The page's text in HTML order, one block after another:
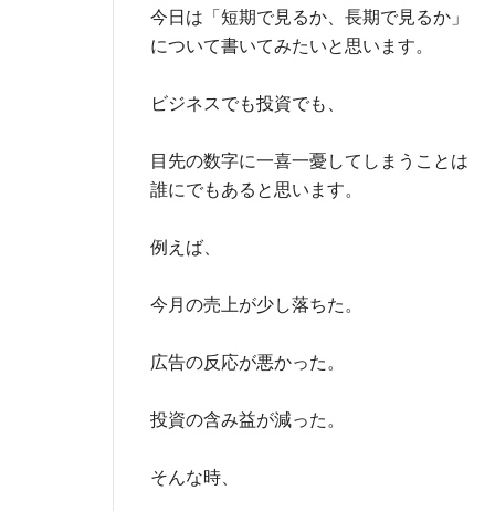
今日は「短期で見るか、長期で見るか」
について書いてみたいと思います。
ビジネスでも投資でも、
目先の数字に一喜一憂してしまうことは
誰にでもあると思います。
例えば、
今月の売上が少し落ちた。
広告の反応が悪かった。
投資の含み益が減った。
そんな時、